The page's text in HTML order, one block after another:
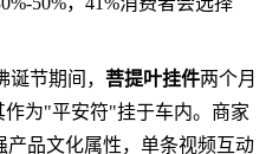
诞节期间， 菩提叶挂件两个月
为"平安符"挂于车内。商家
品文化属性，单条视频互动